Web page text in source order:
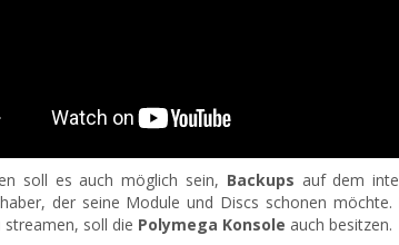
soll es auch möglich sein, Backups auf dem
der seine Module und Discs schonen
streamen, soll die Polymega Konsole auch besitzen.